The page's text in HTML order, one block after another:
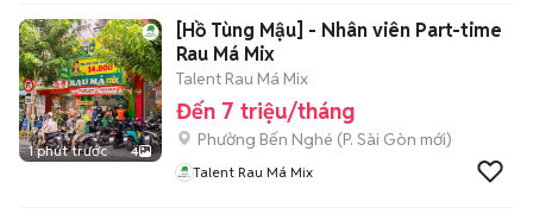
1 phút trước 4
[Hồ Tùng Mậu] - Nhân viên Part-time
Rau Má Mix
Talent Rau Má Mix
Đến 7 triệu/tháng
Phường Bến Nghé (P. Sài Gòn mới)
Talent Rau Má Mix